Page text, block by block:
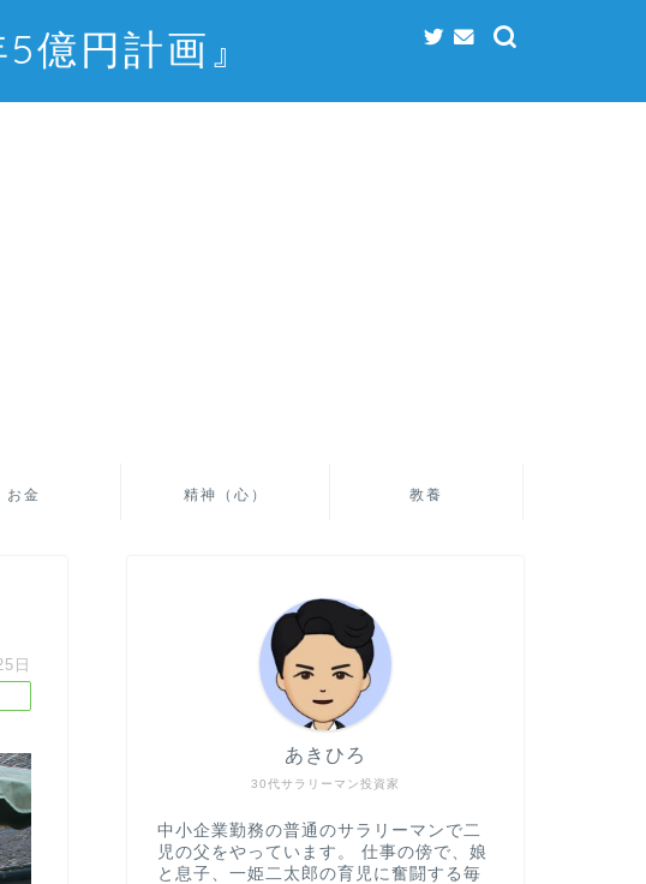
億円計画』
お金 精神（心） 教養
日
30代サラリーマン投資家
あきひろ
中小企業勤務の普通のサラリーマンで二
児の父をやっています。 仕事の傍で、娘
と息子、一姫二太郎の育児に奮闘する毎